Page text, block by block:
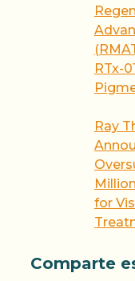
RTx-
Ray
for
Comparte